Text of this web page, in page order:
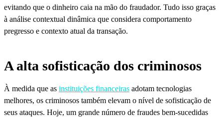
evitando que o dinheiro caia na mão do fraudador. Tudo isso graças
à análise contextual dinâmica que considera comportamento
pregresso e contexto atual da transação.
A alta sofisticação dos criminosos
À medida que as instituições financeiras adotam tecnologias
melhores, os criminosos também elevam o nível de sofisticação de
seus ataques. Hoje, um grande número de fraudes bem-sucedidas